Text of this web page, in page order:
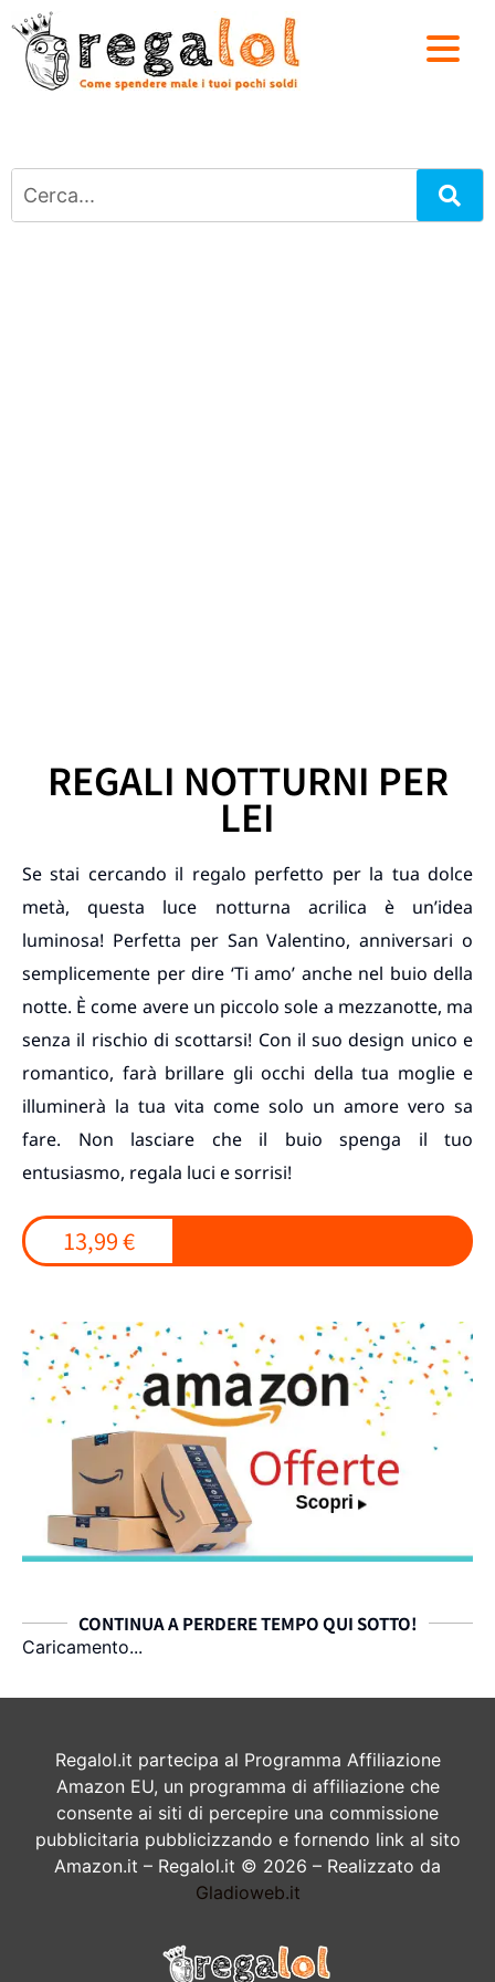
REGALI NOTTURNI PER
LEI
Se stai cercando il regalo perfetto per la tua dolce
metà, questa luce notturna acrilica è un’idea
luminosa! Perfetta per San Valentino, anniversari o
semplicemente per dire ‘Ti amo’ anche nel buio della
notte. È come avere un piccolo sole a mezzanotte, ma
senza il rischio di scottarsi! Con il suo design unico e
romantico, farà brillare gli occhi della tua moglie e
illuminerà la tua vita come solo un amore vero sa
fare. Non lasciare che il buio spenga il tuo
entusiasmo, regala luci e sorrisi!
13,99 €
CONTINUA A PERDERE TEMPO QUI SOTTO!
Caricamento...
Regalol.it partecipa al Programma Affiliazione
Amazon EU, un programma di affiliazione che
consente ai siti di percepire una commissione
pubblicitaria pubblicizzando e fornendo link al sito
Amazon.it – Regalol.it © 2026 – Realizzato da
Gladioweb.it